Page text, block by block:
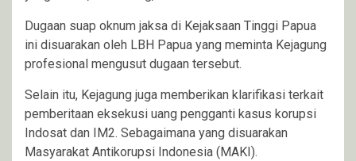
Dugaan suap oknum jaksa di Kejaksaan Tinggi Papua
ini disuarakan oleh LBH Papua yang meminta Kejagung
profesional mengusut dugaan tersebut.
Selain itu, Kejagung juga memberikan klarifikasi terkait
pemberitaan eksekusi uang pengganti kasus korupsi
Indosat dan IM2. Sebagaimana yang disuarakan
Masyarakat Antikorupsi Indonesia (MAKI).